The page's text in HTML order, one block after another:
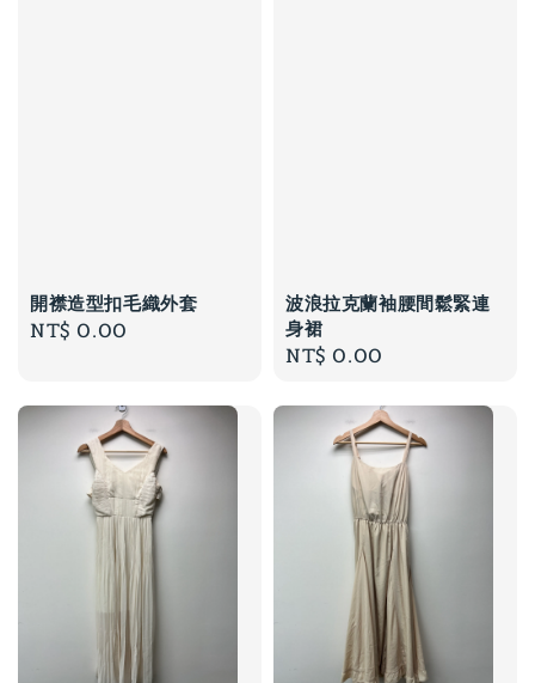
開襟造型扣毛織外套
Regular
NT$ 0.00
波浪拉克蘭袖腰間鬆緊連
身裙
Regular
NT$ 0.00